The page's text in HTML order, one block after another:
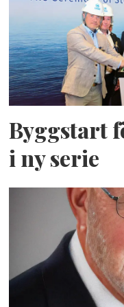
Byggstart
i ny serie